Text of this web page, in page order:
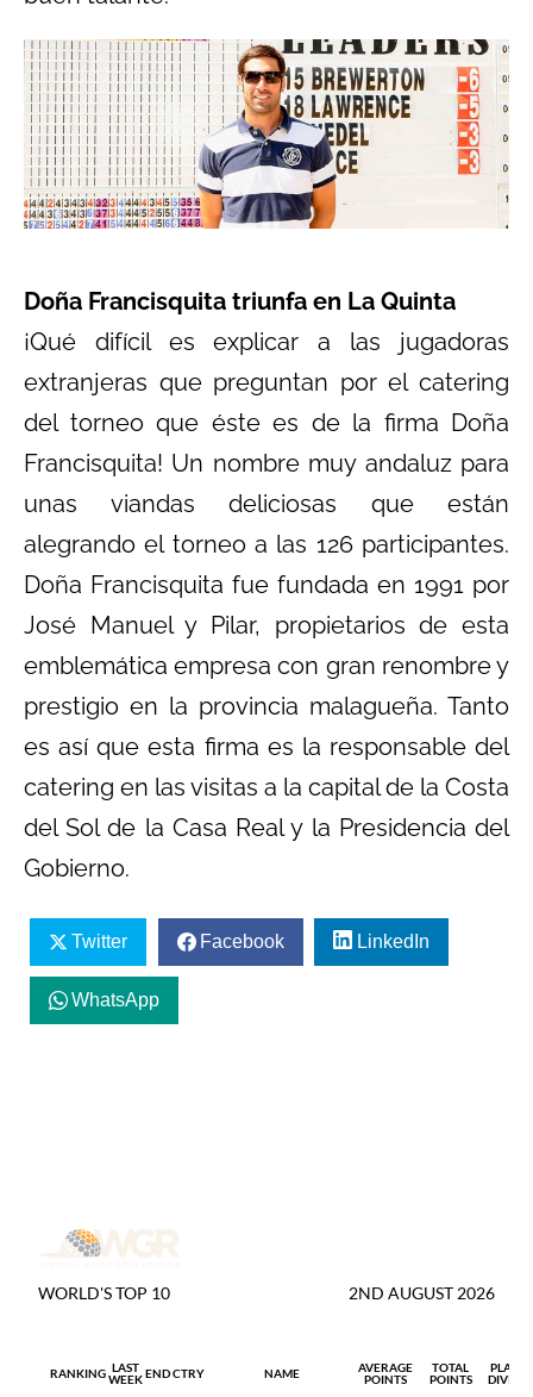
Doña Francisquita triunfa en La Quinta
¡Qué difícil es explicar a las jugadoras
extranjeras que preguntan por el catering
del torneo que éste es de la firma Doña
Francisquita! Un nombre muy andaluz para
unas viandas deliciosas que están
alegrando el torneo a las 126 participantes.
Doña Francisquita fue fundada en 1991 por
José Manuel y Pilar, propietarios de esta
emblemática empresa con gran renombre y
prestigio en la provincia malagueña. Tanto
es así que esta firma es la responsable del
catering en las visitas a la capital de la Costa
del Sol de la Casa Real y la Presidencia del
Gobierno.
Twitter Facebook LinkedIn
WhatsApp